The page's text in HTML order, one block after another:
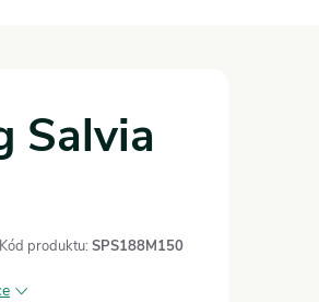
Salvia
Kód produktu: SPS188M150